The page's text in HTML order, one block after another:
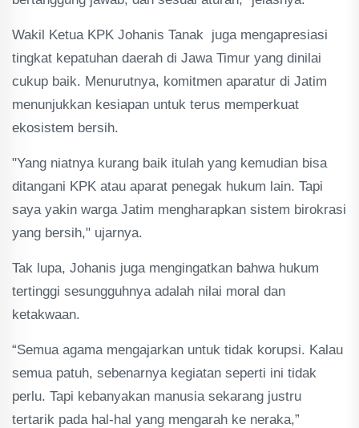
Wakil Ketua KPK Johanis Tanak juga mengapresiasi
tingkat kepatuhan daerah di Jawa Timur yang dinilai
cukup baik. Menurutnya, komitmen aparatur di Jatim
menunjukkan kesiapan untuk terus memperkuat
ekosistem bersih.
"Yang niatnya kurang baik itulah yang kemudian bisa
ditangani KPK atau aparat penegak hukum lain. Tapi
saya yakin warga Jatim mengharapkan sistem birokrasi
yang bersih," ujarnya.
Tak lupa, Johanis juga mengingatkan bahwa hukum
tertinggi sesungguhnya adalah nilai moral dan
ketakwaan.
“Semua agama mengajarkan untuk tidak korupsi. Kalau
semua patuh, sebenarnya kegiatan seperti ini tidak
perlu. Tapi kebanyakan manusia sekarang justru
tertarik pada hal-hal yang mengarah ke neraka,”